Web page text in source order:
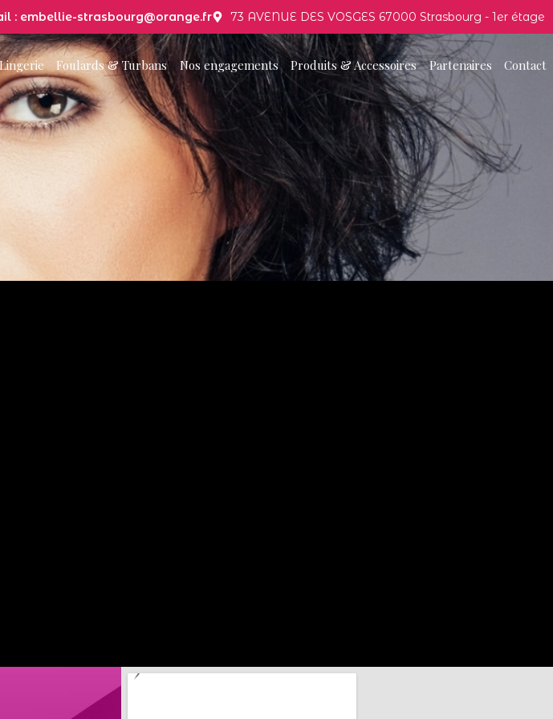
: embellie-strasbourg@orange.fr 73 AVENUE DES VOSGES 67000 Strasbourg - 1er étage
Foulards & Turbans Nos engagements Produits & Accessoires Partenaires Contact